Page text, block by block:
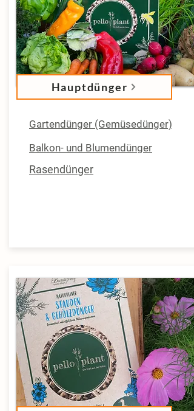
Hauptdünger
Gartendünger (Gemüsedünger)
Balkon- und Blumendünger
Rasendünger